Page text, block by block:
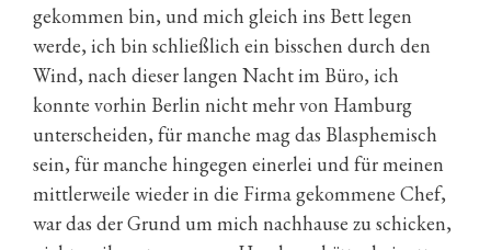
gekommen bin, und mich gleich ins Bett legen
werde, ich bin schließlich ein bisschen durch den
Wind, nach dieser langen Nacht im Büro, ich
konnte vorhin Berlin nicht mehr von Hamburg
unterscheiden, für manche mag das Blasphemisch
sein, für manche hingegen einerlei und für meinen
mittlerweile wieder in die Firma gekommene Chef,
war das der Grund um mich nachhause zu schicken,